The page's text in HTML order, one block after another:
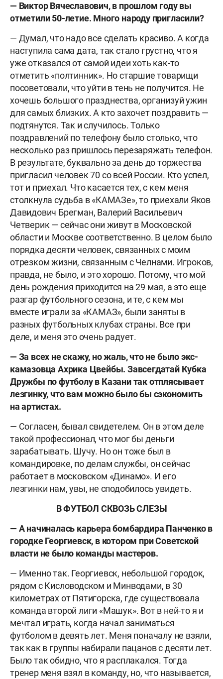
— Виктор Вячеславович, в прошлом году вы
отметили 50-летие. Много народу пригласили?
— Думал, что надо все сделать красиво. А когда
наступила сама дата, так стало грустно, что я
уже отказался от самой идеи хоть как-то
отметить «полтинник». Но старшие товарищи
посоветовали, что уйти в тень не получится. Не
хочешь большого празднества, организуй ужин
для самых близких. А кто захочет поздравить —
подтянутся. Так и случилось. Только
поздравлений по телефону было столько, что
несколько раз пришлось перезаряжать телефон.
В результате, буквально за день до торжества
пригласил человек 70 со всей России. Кто успел,
тот и приехал. Что касается тех, с кем меня
столкнула судьба в «КАМАЗе», то приехали Яков
Давидович Брегман, Валерий Васильевич
Четверик — сейчас они живут в Московской
области и Москве соответственно. В целом было
порядка десяти человек, связанных с моим
отрезком жизни, связанным с Челнами. Игроков,
правда, не было, и это хорошо. Потому, что мой
день рождения приходится на 29 мая, а это еще
разгар футбольного сезона, и те, с кем мы
вместе играли за «КАМАЗ», были заняты в
разных футбольных клубах страны. Все при
деле, и меня это очень радует.
— За всех не скажу, но жаль, что не было экс-
камазовца Ахрика Цвейбы. Завсегдатай Кубка
Дружбы по футболу в Казани так отплясывает
лезгинку, что вам можно было бы сэкономить
на артистах.
— Согласен, бывал свидетелем. Он в этом деле
такой профессионал, что мог бы деньги
зарабатывать. Шучу. Но он тоже был в
командировке, по делам службы, он сейчас
работает в московском «Динамо». И его
лезгинки нам, увы, не сподобилось увидеть.
В ФУТБОЛ СКВОЗЬ СЛЕЗЫ
— А начиналась карьера бомбардира Панченко в
городке Георгиевск, в котором при Советской
власти не было команды мастеров.
— Именно так. Георгиевск, небольшой городок,
рядом с Кисловодском и Минводами, в 30
километрах от Пятигорска, где существовала
команда второй лиги «Машук». Вот в ней-то я и
мечтал играть, когда начал заниматься
футболом в девять лет. Меня поначалу не взяли,
так как в группы набирали пацанов с десяти лет.
Было так обидно, что я расплакался. Тогда
тренер меня взял в команду, но, что называется,